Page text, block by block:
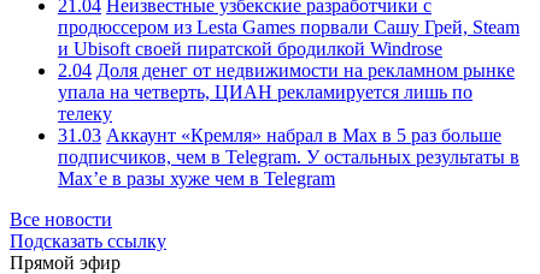
21.04 Неизвестные узбекские разработчики с
продюссером из Lesta Games порвали Сашу Грей, Steam
и Ubisoft своей пиратской бродилкой Windrose
2.04 Доля денег от недвижимости на рекламном рынке
упала на четверть, ЦИАН рекламируется лишь по
телеку
31.03 Аккаунт «Кремля» набрал в Max в 5 раз больше
подписчиков, чем в Telegram. У остальных результаты в
Max’е в разы хуже чем в Telegram
Все новости
Подсказать ссылку
Прямой эфир